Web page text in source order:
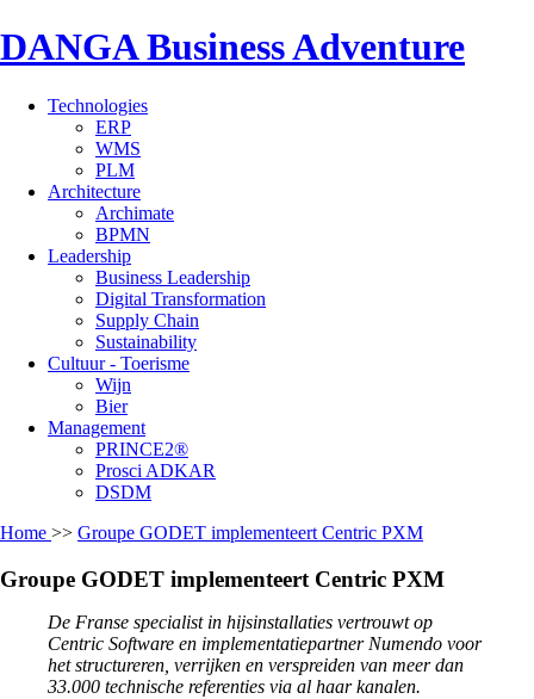
DANGA Business Adventure
Technologies
ERP
WMS
PLM
Architecture
Archimate
BPMN
Leadership
Business Leadership
Digital Transformation
Supply Chain
Sustainability
Cultuur - Toerisme
Wijn
Bier
Management
PRINCE2®
Prosci ADKAR
DSDM
Home >> Groupe GODET implementeert Centric PXM
Groupe GODET implementeert Centric PXM
De Franse specialist in hijsinstallaties vertrouwt op
Centric Software en implementatiepartner Numendo voor
het structureren, verrijken en verspreiden van meer dan
33.000 technische referenties via al haar kanalen.